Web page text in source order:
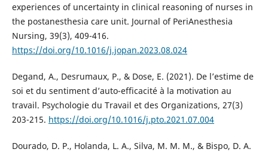
experiences of uncertainty in clinical reasoning of nurses in
the postanesthesia care unit. Journal of PeriAnesthesia
Nursing, 39(3), 409-416.
https://doi.org/10.1016/j.jopan.2023.08.024
Degand, A., Desrumaux, P., & Dose, E. (2021). De l’estime de
soi et du sentiment d’auto-efficacité à la motivation au
travail. Psychologie du Travail et des Organizations, 27(3)
203-215. https://doi.org/10.1016/j.pto.2021.07.004
Dourado, D. P., Holanda, L. A., Silva, M. M. M., & Bispo, D. A.